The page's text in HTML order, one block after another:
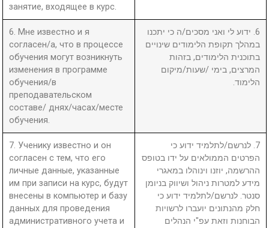
занятие, входящее в курс.
6. Мне известно и я
согласен/а, что в процессе
обучения могут возникнуть
изменения в программе
обучения/в
преподавательском
составе/ днях/часах/месте
обучения.
6. ידוע לי ואני מסכים/ה כי יתכנו
במהלך תקופת הלימודים שינויים
בתוכנית הלימודים, בזהות
המרצים, בימי /שעות/מיקום
הלימוד.
7. Ученику известно и он
согласен с тем, что его
личные данные, указанные
им при записи на курс, будут
внесены в компьютер и базу
данных для проведения
административного учета и
7. לנרשם/לתלמיד ידוע כי
הפרטים הממולאים על ידו בטופס
ההרשמה, יוזנו וינוהלו במאגרי
מידע למטרות ניהול ושיווק בניומן
סנטר. לנרשם/לתלמיד ידוע כי
חלק מהנתונים יועברו לרשויות
הבוחנות וזאת עפ"י הנהלים